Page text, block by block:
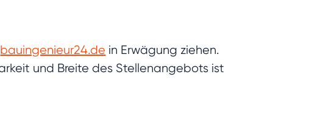
bauingenieur24.de in Erwägung ziehen.
und Breite des Stellenangebots ist